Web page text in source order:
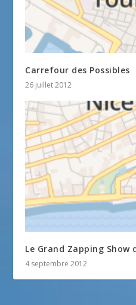
Carrefour des Possibles
26 juillet 2012
Le Grand Zapping Show
4 septembre 2012